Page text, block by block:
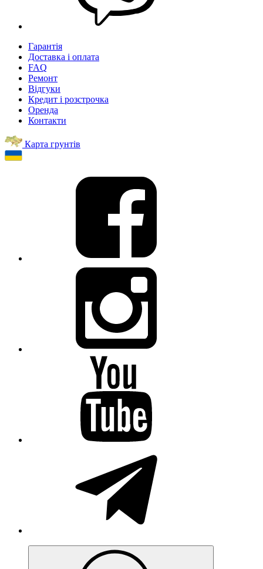
Гарантія
Доставка і оплата
FAQ
Ремонт
Відгуки
Кредит і розстрочка
Оренда
Контакти
Карта грунтів